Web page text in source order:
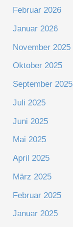
Februar 2026
Januar 2026
November 2025
Oktober 2025
September 2025
Juli 2025
Juni 2025
Mai 2025
April 2025
März 2025
Februar 2025
Januar 2025